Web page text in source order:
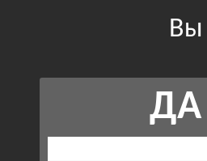
Вы
ДА